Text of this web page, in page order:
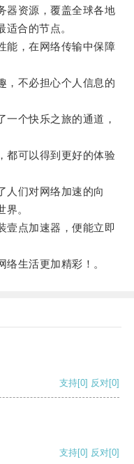
资源，覆盖全球各地
合的节点。
，在网络传输中保障
不必担心个人信息的
个快乐之旅的通道，
可以得到更好的体验
们对网络加速的向
。
点加速器，便能立即
生活更加精彩！。
支持[0] 反对[0]
支持[0] 反对[0]